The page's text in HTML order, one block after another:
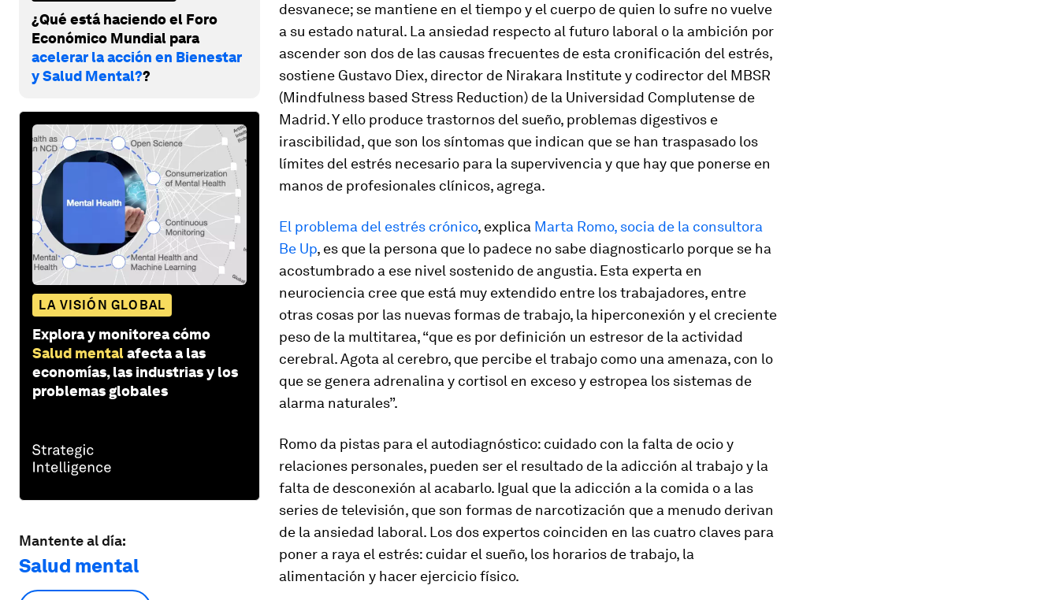
¿Qué está haciendo el Foro
Económico Mundial para
acelerar la acción en Bienestar
y Salud Mental??
LA VISIÓN GLOBAL
Explora y monitorea cómo
Salud mentalafecta a las
economías, las industrias y los
problemas globales
Mantente al día:
Salud mental
desvanece; se mantiene en el tiempo y el cuerpo de quien lo sufre no vuelve
a su estado natural. La ansiedad respecto al futuro laboral o la ambición por
ascender son dos de las causas frecuentes de esta cronificación del estrés,
sostiene Gustavo Diex, director de Nirakara Institute y codirector del MBSR
(Mindfulness based Stress Reduction) de la Universidad Complutense de
Madrid. Y ello produce trastornos del sueño, problemas digestivos e
irascibilidad, que son los síntomas que indican que se han traspasado los
límites del estrés necesario para la supervivencia y que hay que ponerse en
manos de profesionales clínicos, agrega.
El problema del estrés crónico, explica Marta Romo, socia de la consultora
Be Up, es que la persona que lo padece no sabe diagnosticarlo porque se ha
acostumbrado a ese nivel sostenido de angustia. Esta experta en
neurociencia cree que está muy extendido entre los trabajadores, entre
otras cosas por las nuevas formas de trabajo, la hiperconexión y el creciente
peso de la multitarea, “que es por definición un estresor de la actividad
cerebral. Agota al cerebro, que percibe el trabajo como una amenaza, con lo
que se genera adrenalina y cortisol en exceso y estropea los sistemas de
alarma naturales”.
Romo da pistas para el autodiagnóstico: cuidado con la falta de ocio y
relaciones personales, pueden ser el resultado de la adicción al trabajo y la
falta de desconexión al acabarlo. Igual que la adicción a la comida o a las
series de televisión, que son formas de narcotización que a menudo derivan
de la ansiedad laboral. Los dos expertos coinciden en las cuatro claves para
poner a raya el estrés: cuidar el sueño, los horarios de trabajo, la
alimentación y hacer ejercicio físico.